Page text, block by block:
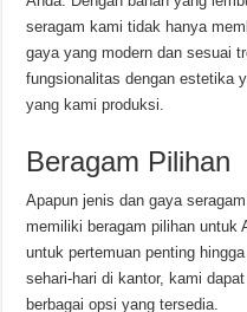
seragam kami tidak hanya
gaya yang modern dan sesuai
fungsionalitas dengan estetika
yang kami produksi.
Beragam Pilihan
Apapun jenis dan gaya
memiliki beragam pilihan untuk
untuk pertemuan penting
sehari-hari di kantor, kami
berbagai opsi yang tersedia.